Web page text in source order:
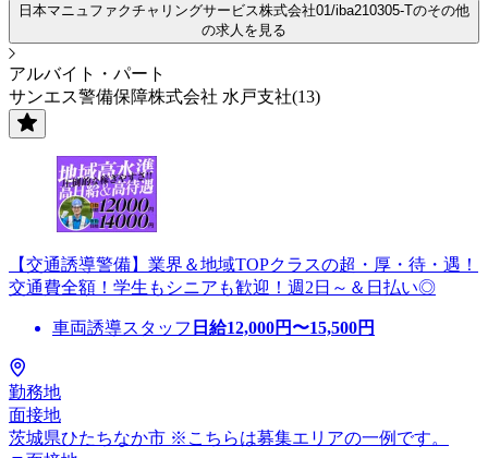
日本マニュファクチャリングサービス株式会社01/iba210305-Tのその他
の求人を見る
アルバイト・パート
サンエス警備保障株式会社 水戸支社(13)
【交通誘導警備】業界＆地域TOPクラスの超・厚・待・遇！
交通費全額！学生もシニアも歓迎！週2日～＆日払い◎
車両誘導スタッフ 日給12,000円〜15,500円
勤務地
面接地
茨城県ひたちなか市 ※こちらは募集エリアの一例です。